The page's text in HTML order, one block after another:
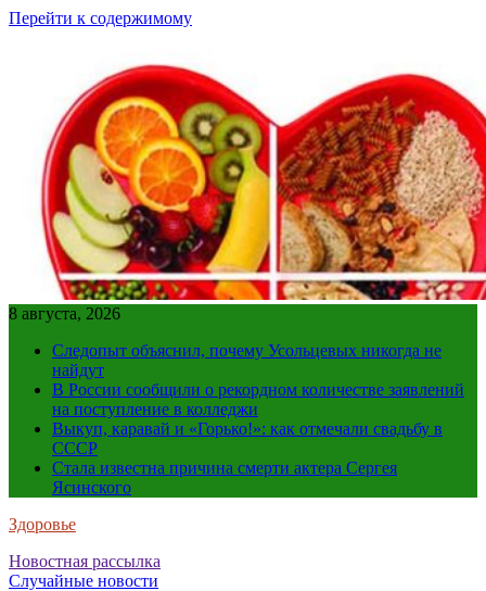
Перейти к содержимому
8 августа, 2026
Следопыт объяснил, почему Усольцевых никогда не
найдут
В России сообщили о рекордном количестве заявлений
на поступление в колледжи
Выкуп, каравай и «Горько!»: как отмечали свадьбу в
СССР
Стала известна причина смерти актера Сергея
Ясинского
Здоровье
Новостная рассылка
Случайные новости